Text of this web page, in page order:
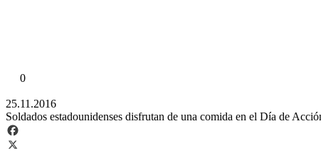
0
25.11.2016
Soldados estadounidenses disfrutan de una comida en el Día de
Facebook